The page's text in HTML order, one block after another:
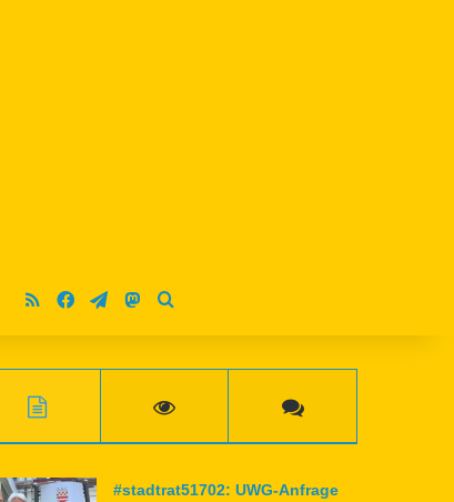
RSS FacebookTelegramMastodon
#stadtrat51702: UWG-Anfrage